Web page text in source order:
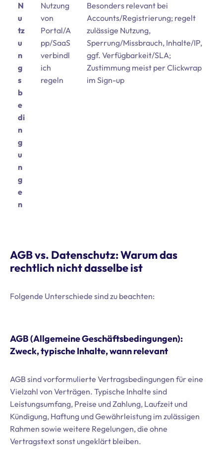
N
u
tz
u
n
g
s
b
e
di
n
g
u
n
g
e
n
Nutzung
von
Portal/A
pp/SaaS
verbindl
ich
regeln
Besonders relevant bei
Accounts/Registrierung; regelt
zulässige Nutzung,
Sperrung/Missbrauch, Inhalte/IP,
ggf. Verfügbarkeit/SLA;
Zustimmung meist per Clickwrap
im Sign-up
AGB vs. Datenschutz: Warum das
rechtlich nicht dasselbe ist
Folgende Unterschiede sind zu beachten:
AGB (Allgemeine Geschäftsbedingungen):
Zweck, typische Inhalte, wann relevant
AGB sind vorformulierte Vertragsbedingungen für eine
Vielzahl von Verträgen. Typische Inhalte sind
Leistungsumfang, Preise und Zahlung, Laufzeit und
Kündigung, Haftung und Gewährleistung im zulässigen
Rahmen sowie weitere Regelungen, die ohne
Vertragstext sonst ungeklärt bleiben.